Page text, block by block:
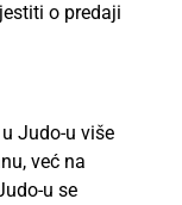
o predaji
Judo-u više
već na
u se